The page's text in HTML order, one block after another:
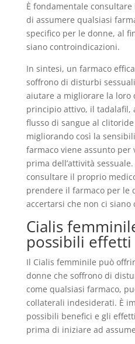
È fondamentale
di assumere qualsiasi
specifico per le donne, al
siano controindicazioni.
In sintesi, un farmaco
soffrono di disturbi
aiutare a migliorare la loro
principio attivo, il tadalafil,
flusso di sangue al
migliorando così la
farmaco viene assunto per
prima dell’attività
consultare il proprio
prendere il farmaco per le
accertarsi che non ci
Cialis
possibili
Il Cialis femminile può
donne che soffrono di
come qualsiasi farmaco,
collaterali indesiderati. È
possibili benefici e gli
prima di iniziare ad